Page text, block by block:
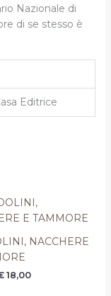
Nazionale di
di se stesso è
Editrice
NACCHERE
originale
20,00.
18,00
Il
prezzo
attuale
€ 18,00.